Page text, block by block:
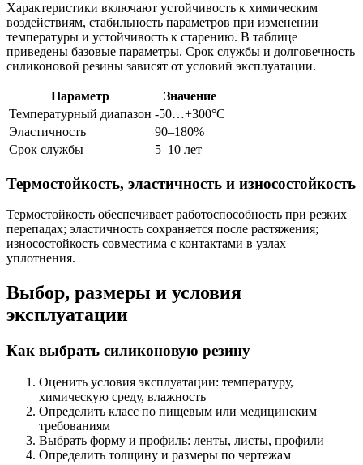
Характеристики включают устойчивость к химическим
воздействиям, стабильность параметров при изменении
температуры и устойчивость к старению. В таблице
приведены базовые параметры. Срок службы и долговечность
силиконовой резины зависят от условий эксплуатации.
Параметр
Значение
Температурный диапазон -50…+300°C
Эластичность
90–180%
Срок службы
5–10 лет
Термостойкость, эластичность и износостойкость
Термостойкость обеспечивает работоспособность при резких
перепадах; эластичность сохраняется после растяжения;
износостойкость совместима с контактами в узлах
уплотнения.
Выбор, размеры и условия
эксплуатации
Как выбрать силиконовую резину
Оценить условия эксплуатации: температуру,
химическую среду, влажность
Определить класс по пищевым или медицинским
требованиям
Выбрать форму и профиль: ленты, листы, профили
Определить толщину и размеры по чертежам